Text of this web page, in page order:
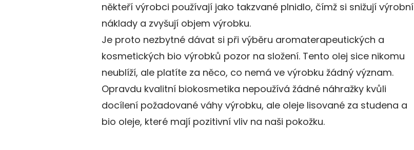
někteří výrobci používají jako takzvané plnidlo, čímž si snižují výrobní
náklady a zvyšují objem výrobku.
Je proto nezbytné dávat si při výběru aromaterapeutických a
kosmetických bio výrobků pozor na složení. Tento olej sice nikomu
neublíží, ale platíte za něco, co nemá ve výrobku žádný význam.
Opravdu kvalitní biokosmetika nepoužívá žádné náhražky kvůli
docílení požadované váhy výrobku, ale oleje lisované za studena a
bio oleje, které mají pozitivní vliv na naši pokožku.